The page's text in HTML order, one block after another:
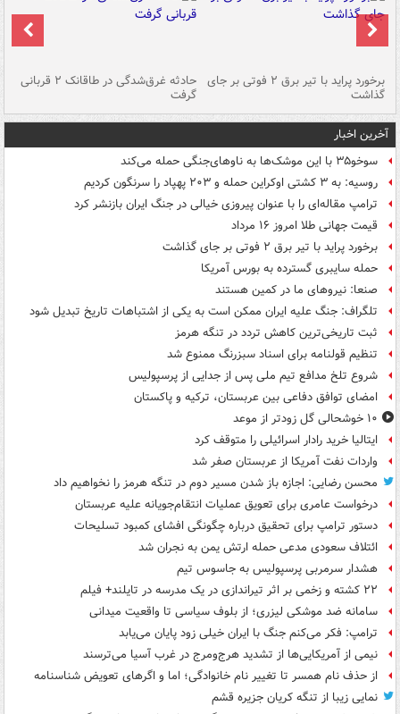
برخورد پراید با تیر برق ۲ فوتی بر جای
گذاشت
حادثه غرق‌شدگی در طاقانک ۲ قربانی
گرفت
آخرین اخبار
سوخو۳۵ با این موشک‌ها به ناوهای‌جنگی حمله می‌کند
روسیه: به ۳ کشتی اوکراین حمله و ۲۰۳ پهپاد را سرنگون کردیم
ترامپ مقاله‌ای را با عنوان پیروزی خیالی در جنگ ایران بازنشر کرد
قیمت جهانی طلا امروز ۱۶ مرداد
برخورد پراید با تیر برق ۲ فوتی بر جای گذاشت
حمله سایبری گسترده به بورس آمریکا
صنعا: نیروهای ما در کمین‌ هستند
تلگراف: جنگ علیه ایران ممکن است به یکی از اشتباهات تاریخ تبدیل شود
ثبت تاریخی‌ترین کاهش تردد در تنگه هرمز
تنظیم قولنامه برای اسناد سبزرنگ ممنوع شد
شروع تلخ مدافع تیم ملی پس از جدایی از پرسپولیس
امضای توافق دفاعی بین عربستان، ترکیه و پاکستان
۱۰ خوشحالی گل زودتر از موعد
ایتالیا خرید رادار اسرائیلی را متوقف کرد
واردات نفت آمریکا از عربستان صفر شد
محسن رضایی: اجازه باز شدن مسیر دوم در تنگه هرمز را نخواهیم داد
درخواست عامری برای تعویق عملیات انتقام‌جویانه علیه عربستان
دستور ترامپ برای تحقیق درباره چگونگی افشای کمبود تسلیحات
ائتلاف سعودی مدعی حمله ارتش یمن به نجران شد
هشدار سرمربی پرسپولیس به جاسوس تیم
۲۲ کشته و زخمی بر اثر تیراندازی در یک مدرسه در تایلند+ فیلم
سامانه ضد موشکی لیزری؛ از بلوف سیاسی تا واقعیت میدانی
ترامپ: فکر می‌کنم جنگ با ایران خیلی زود پایان می‌یابد
نیمی از آمریکایی‌ها از تشدید هرج‌ومرج در غرب آسیا می‌ترسند
از حذف نام همسر تا تغییر نام خانوادگی؛ اما و اگرهای تعویض شناسنامه
نمایی زیبا از تنگه کریان جزیره قشم